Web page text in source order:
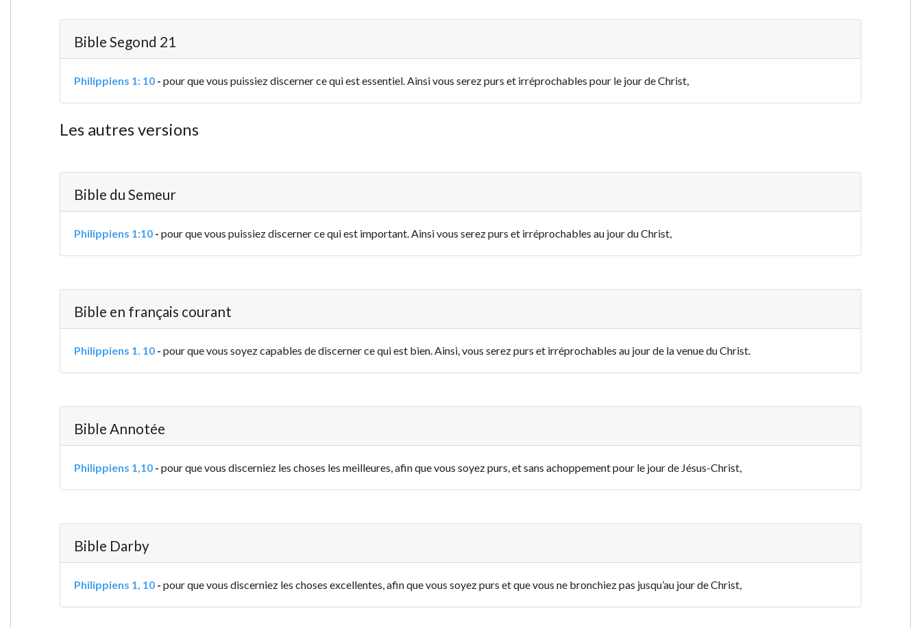
Bible Segond 21
Philippiens 1: 10- pour que vous puissiez discerner ce qui est essentiel. Ainsi vous serez purs et irréprochables pour le jour de Christ,
Les autres versions
Bible du Semeur
Philippiens 1:10- pour que vous puissiez discerner ce qui est important. Ainsi vous serez purs et irréprochables au jour du Christ,
Bible en français courant
Philippiens 1. 10- pour que vous soyez capables de discerner ce qui est bien. Ainsi, vous serez purs et irréprochables au jour de la venue du Christ.
Bible Annotée
Philippiens 1,10- pour que vous discerniez les choses les meilleures, afin que vous soyez purs, et sans achoppement pour le jour de Jésus-Christ,
Bible Darby
Philippiens 1, 10- pour que vous discerniez les choses excellentes, afin que vous soyez purs et que vous ne bronchiez pas jusqu’au jour de Christ,